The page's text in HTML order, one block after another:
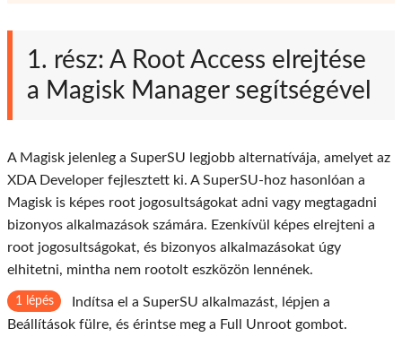
1. rész: A Root Access elrejtése
a Magisk Manager segítségével
A Magisk jelenleg a SuperSU legjobb alternatívája, amelyet az
XDA Developer fejlesztett ki. A SuperSU-hoz hasonlóan a
Magisk is képes root jogosultságokat adni vagy megtagadni
bizonyos alkalmazások számára. Ezenkívül képes elrejteni a
root jogosultságokat, és bizonyos alkalmazásokat úgy
elhitetni, mintha nem rootolt eszközön lennének.
1 lépés
Indítsa el a SuperSU alkalmazást, lépjen a
Beállítások fülre, és érintse meg a Full Unroot gombot.